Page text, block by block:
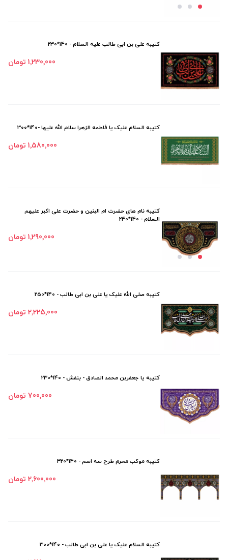
کتیبه علی بن ابی طالب علیه السلام - 140*230
1٬230٬000 تومان
کتیبه السلام علیک یا فاطمه الزهرا سلام الله علیها -140*300
1٬580٬000 تومان
کتیبه نام های حضرت ام البنین و حضرت علی اکبر علیهم
السلام - 140*240
1٬290٬000 تومان
کتیبه صلی الله علیک یا علی بن ابی طالب - 140*250
2٬225٬000 تومان
کتیبه یا جعفربن محمد الصادق - بنفش - 140*230
700٬000 تومان
کتیبه موکب محرم طرح سه اسم - 140*320
2٬600٬000 تومان
کتیبه السلام علیک یا علی بن ابی طالب - 140*300